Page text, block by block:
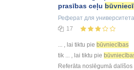
prasības ceļu
Реферат для университета
17
... , lai tiktu pie būvniecības
tik ... , lai tiktu pie
Referāta noslēgumā dalīšos